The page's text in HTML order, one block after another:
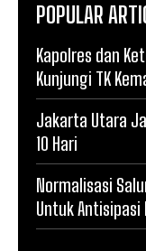
POPULAR
Kapolres dan
Kunjungi TK
Jakarta Utara
10 Hari
Normalisasi
Untuk Antisipasi